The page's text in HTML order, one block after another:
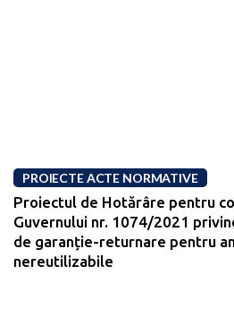
PROIECTE ACTE NORMATIVE
Proiectul de Hotărâre pentru
Guvernului nr. 1074/2021
de garanție-returnare pentru
nereutilizabile